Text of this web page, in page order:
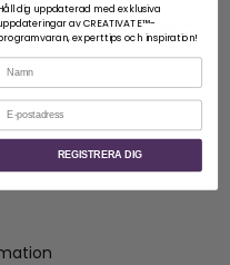
dig uppdaterad med exklusiva
av CREATIVATE™-
experttips och inspiration!
post
REGISTRERA DIG